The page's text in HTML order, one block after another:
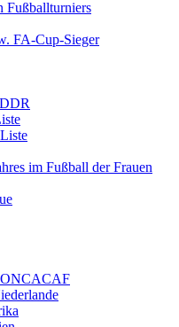
Fußballturniers
FA-Cup-Sieger
im Fußball der Frauen